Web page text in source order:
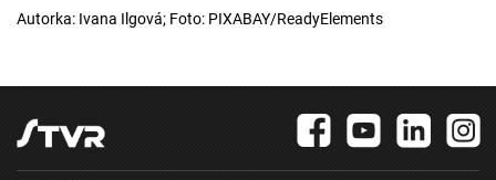
Autorka: Ivana Ilgová; Foto: PIXABAY/ReadyElements